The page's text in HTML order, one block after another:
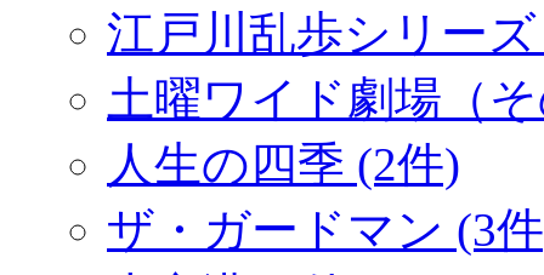
江戸川乱歩シリー
土曜ワイド劇場（
人生の四季 (2件)
ザ・ガードマン (3